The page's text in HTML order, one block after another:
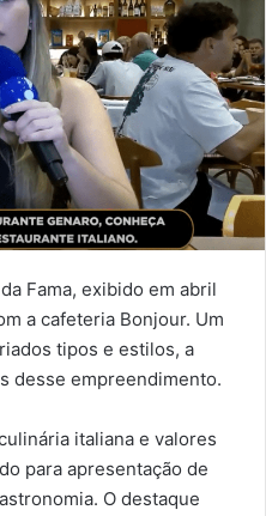
Fama, exibido em abril
a cafeteria Bonjour. Um
tipos e estilos, a
desse empreendimento.
italiana e valores
para apresentação de
O destaque